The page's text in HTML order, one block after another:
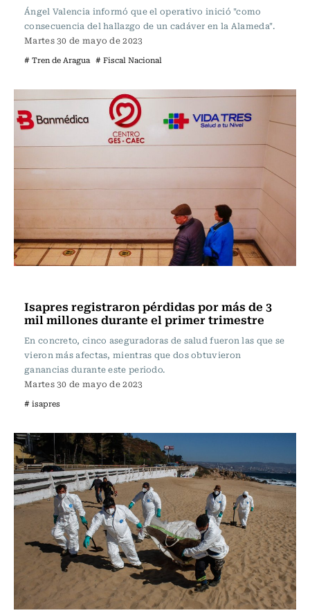
Ángel Valencia informó que el operativo inició "como
consecuencia del hallazgo de un cadáver en la Alameda".
Martes 30 de mayo de 2023
# Tren de Aragua # Fiscal Nacional
Isapres registraron pérdidas por más de 3
mil millones durante el primer trimestre
En concreto, cinco aseguradoras de salud fueron las que se
vieron más afectas, mientras que dos obtuvieron
ganancias durante este periodo.
Martes 30 de mayo de 2023
# isapres